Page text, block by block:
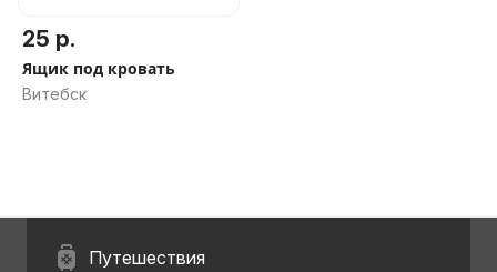
25 р.
Ящик под кровать
Витебск
Путешествия